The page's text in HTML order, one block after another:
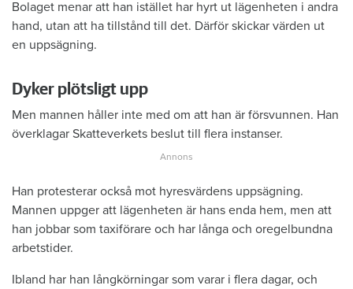
Bolaget menar att han istället har hyrt ut lägenheten i andra
hand, utan att ha tillstånd till det. Därför skickar värden ut
en uppsägning.
Dyker plötsligt upp
Men mannen håller inte med om att han är försvunnen. Han
överklagar Skatteverkets beslut till flera instanser.
Han protesterar också mot hyresvärdens uppsägning.
Mannen uppger att lägenheten är hans enda hem, men att
han jobbar som taxiförare och har långa och oregelbundna
arbetstider.
Ibland har han långkörningar som varar i flera dagar, och